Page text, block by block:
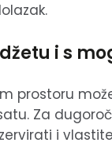
i s
prostoru
Za
i